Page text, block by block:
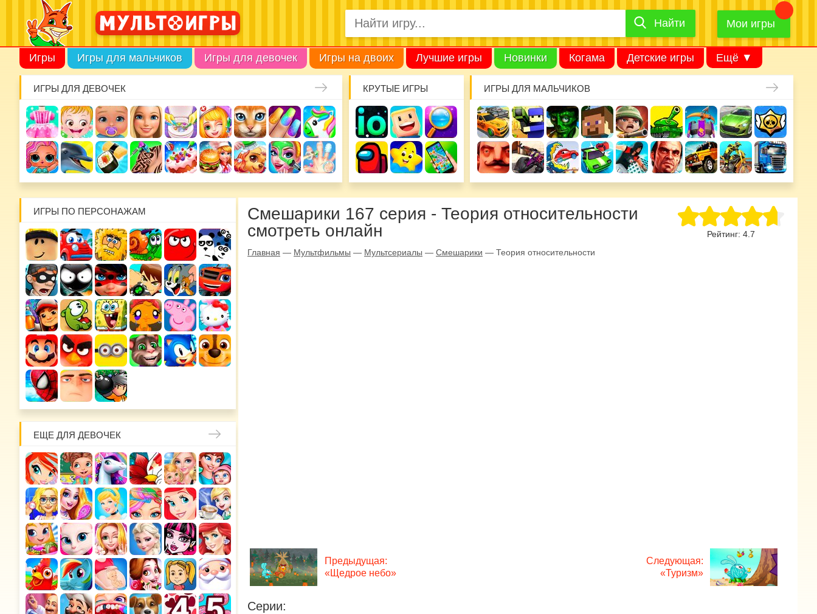
Найти
Найти Мои игры
Игры Игры для мальчиков Игры для девочек Игры на двоих Лучшие игры Новинки Когама Детские игры Ещё ▼
ИГРЫ ДЛЯ ДЕВОЧЕК КРУТЫЕ ИГРЫ ИГРЫ ДЛЯ МАЛЬЧИКОВ
ИГРЫ ПО ПЕРСОНАЖАМ
ЕЩЕ ДЛЯ ДЕВОЧЕК
Рейтинг: 4.7
Смешарики 167 серия - Теория относительности
смотреть онлайн
Главная — Мультфильмы — Мультсериалы — Смешарики — Теория относительности
Предыдущая:
«Щедрое небо»
Следующая:
«Туризм»
Серии: